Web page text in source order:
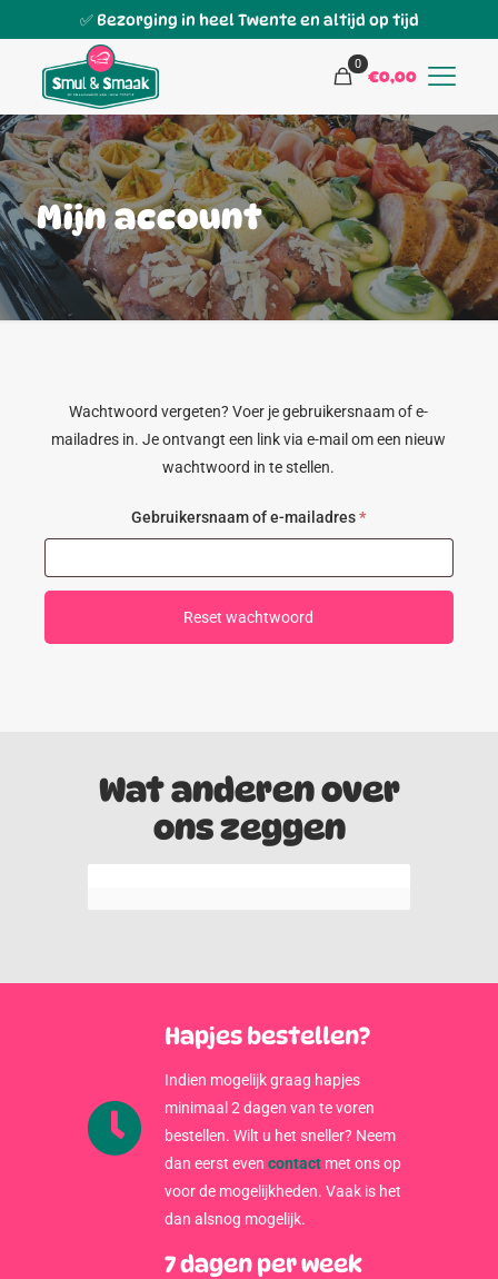
✅ Bezorging in heel Twente en altijd op tijd
0
€0,00
Mijn account
Wachtwoord vergeten? Voer je gebruikersnaam of e-
mailadres in. Je ontvangt een link via e-mail om een nieuw
wachtwoord in te stellen.
Gebruikersnaam of e-mailadres*Vereist
Reset wachtwoord
Wat anderen over
ons zeggen
Hapjes bestellen?
Indien mogelijk graag hapjes
minimaal 2 dagen van te voren
bestellen. Wilt u het sneller? Neem
dan eerst even contact met ons op
voor de mogelijkheden. Vaak is het
dan alsnog mogelijk.
7 dagen per week